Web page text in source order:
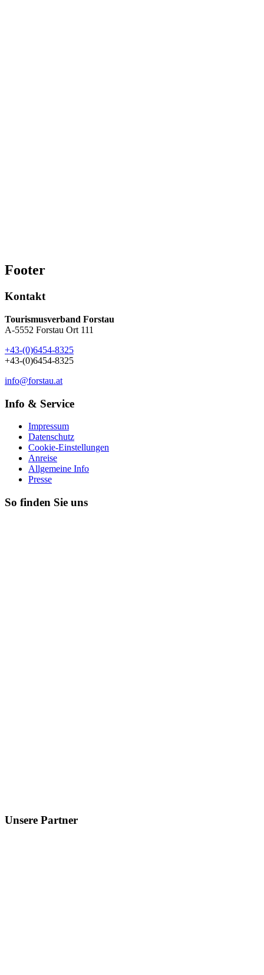
Footer
Kontakt
Tourismusverband Forstau
A-5552 Forstau Ort 111
+43-(0)6454-8325
+43-(0)6454-8325
info@forstau.at
Info & Service
Impressum
Datenschutz
Cookie-Einstellungen
Anreise
Allgemeine Info
Presse
So finden Sie uns
Unsere Partner